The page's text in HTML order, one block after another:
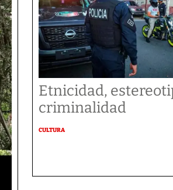
Etnicidad,
criminalidad
CULTURA